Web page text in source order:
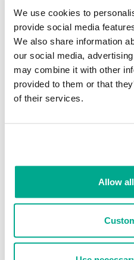
We use cookies to
provide social media
We also share information
our social media,
may combine it with other
provided to them or that
of their services.
Allow
los Juegos Olímpicos en Brasil –
2016
Una vulnerabilidad en Messenger